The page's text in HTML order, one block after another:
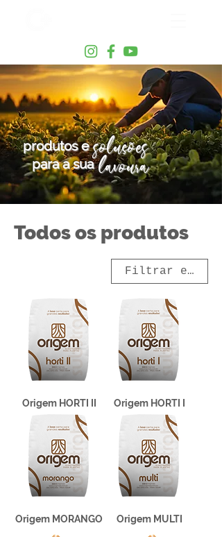
produtos e
para a sua
soluções
lavoura
Todos os produtos
Filtrar e
Origem HORTI II Origem HORTI I
Origem MORANGO Origem MULTI